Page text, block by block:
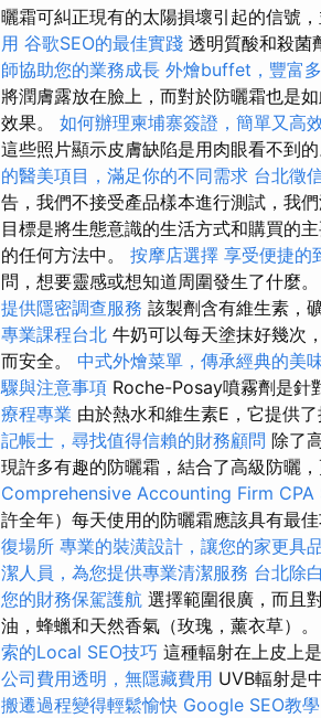
曬霜可糾正現有的太陽損壞引起的信號
用 谷歌SEO的最佳實踐 透明質酸和殺菌
師協助您的業務成長 外燴buffet，豐富
將潤膚露放在臉上，而對於防曬霜也是
效果。 如何辦理柬埔寨簽證，簡單又高
這些照片顯示皮膚缺陷是用肉眼看不到的
的醫美項目，滿足你的不同需求 台北徵
告，我們不接受產品樣本進行測試，我
目標是將生態意識的生活方式和購買的
的任何方法中。 按摩店選擇 享受便捷的
問，想要靈感或想知道周圍發生了什麼
提供隱密調查服務 該製劑含有維生素，
專業課程台北 牛奶可以每天塗抹好幾次
而安全。 中式外燴菜單，傳承經典的美
驟與注意事項 Roche-Posay噴霧劑是針
療程專業 由於熱水和維生素E，它提供了
記帳士，尋找值得信賴的財務顧問 除了
現許多有趣的防曬霜，結合了高級防曬
Comprehensive Accounting Firm CPA
許全年）每天使用的防曬霜應該具有最
復場所 專業的裝潢設計，讓您的家更具
潔人員，為您提供專業清潔服務 台北除
您的財務保駕護航 選擇範圍很廣，而且
油，蜂蠟和天然香氣（玫瑰，薰衣草）。
索的Local SEO技巧 這種輻射在上皮上
公司費用透明，無隱藏費用 UVB輻射是
搬遷過程變得輕鬆愉快 Google SEO教